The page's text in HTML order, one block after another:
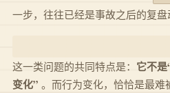
一步，往往已经是事故之后的复盘
这一类问题的共同特点是： 它不
变化” 。而行为变化，恰恰是最难